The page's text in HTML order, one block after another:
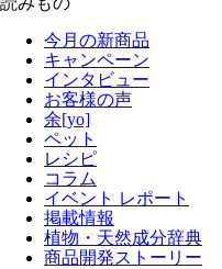
今月の新商品
キャンペーン
インタビュー
お客様の声
余[yo]
ペット
レシピ
コラム
イベント レポート
掲載情報
植物・天然成分辞典
商品開発ストーリー